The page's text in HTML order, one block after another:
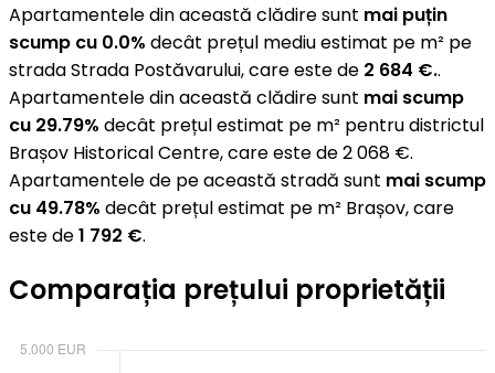
Apartamentele din această clădire sunt mai puțin
scump cu 0.0% decât prețul mediu estimat pe m² pe
strada Strada Postăvarului, care este de 2 684 €..
Apartamentele din această clădire sunt mai scump
cu 29.79% decât prețul estimat pe m² pentru districtul
Brașov Historical Centre, care este de 2 068 €.
Apartamentele de pe această stradă sunt mai scump
cu 49.78% decât prețul estimat pe m² Brașov, care
este de1 792 €.
Comparația prețului proprietății